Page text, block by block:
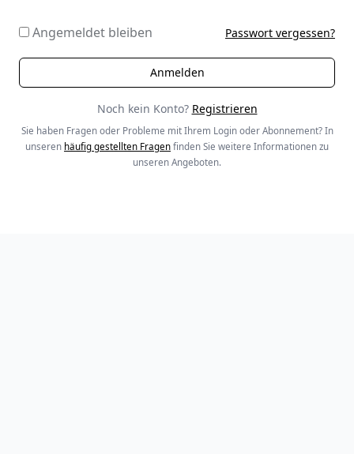
Angemeldet bleiben Passwort vergessen?
Noch kein Konto? Registrieren
Sie haben Fragen oder Probleme mit Ihrem Login oder Abonnement? In
unseren häufig gestellten Fragen finden Sie weitere Informationen zu
unseren Angeboten.